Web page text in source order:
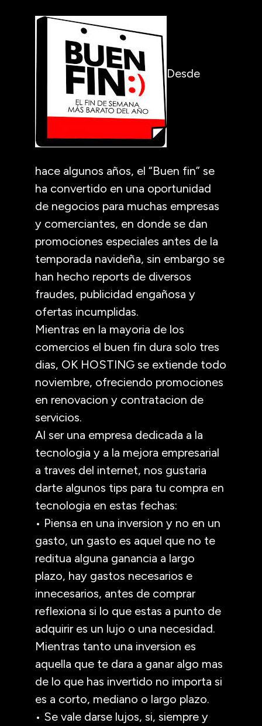
Desde
hace algunos años, el “Buen fin” se
ha convertido en una oportunidad
de negocios para muchas empresas
y comerciantes, en donde se dan
promociones especiales antes de la
temporada navideña, sin embargo se
han hecho reports de diversos
fraudes, publicidad engañosa y
ofertas incumplidas.
Mientras en la mayoria de los
comercios el buen fin dura solo tres
dias, OK HOSTING se extiende todo
noviembre, ofreciendo promociones
en renovacion y contratacion de
servicios.
Al ser una empresa dedicada a la
tecnologia y a la mejora empresarial
a traves del internet, nos gustaria
darte algunos tips para tu compra en
tecnologia en estas fechas:
• Piensa en una inversion y no en un
gasto, un gasto es aquel que no te
reditua alguna ganancia a largo
plazo, hay gastos necesarios e
innecesarios, antes de comprar
reflexiona si lo que estas a punto de
adquirir es un lujo o una necesidad.
Mientras tanto una inversion es
aquella que te dara a ganar algo mas
de lo que has invertido no importa si
es a corto, mediano o largo plazo.
• Se vale darse lujos, si, siempre y